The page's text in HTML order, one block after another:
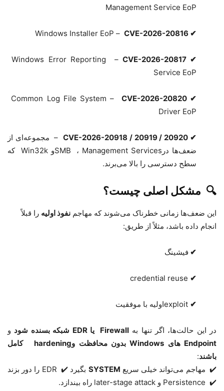
Management Service EoP
✔
CVE-2026-20816
–
Windows Installer EoP
✔
CVE-2026-20817
–
Windows Error Reporting
Service EoP
✔
CVE-2026-20820
–
Common Log File System
Driver EoP
✔
CVE-2026-20918 / 20919 / 20920
– مجموعه‌ای از
ضعف‌ها در Management Services ، SMBو Win32k که
سطح دسترسی را بالا می‌برند.
🔍 مشکل اصلی چیست؟
این ضعف‌ها زمانی خطرناک می‌شوند که مهاجم نفوذ اولیه را قبلاً
انجام داده باشد، مثلاً از طریق:
✔ فیشینگ
credential reuse ✔
exploit ✔ اولیه با موفقیت
در این حالت‌ها، اگر تنها بهFirewall یا EDR شبکه بسنده شود و
Endpoint های Windowsبدون محافظت وhardening
کامل
باشند:
✔️ مهاجم می‌تواند خیلی سریع SYSTEM بگیرد ✔️
EDR را دور بزند
✔️
Persistence و later-stage attack راه بیندازد.